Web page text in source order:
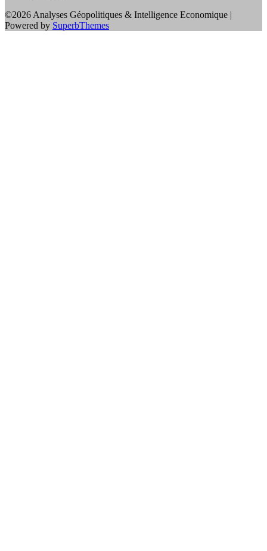
©2026 Analyses Géopolitiques & Intelligence Economique |
Powered by SuperbThemes